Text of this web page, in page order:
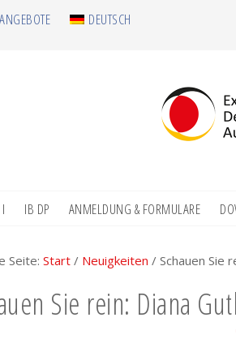
DEUTSCH
IB DP ANMELDUNG & FORMULARE
Seite: Start / Neuigkeiten / Schauen Sie
Sie rein: Diana